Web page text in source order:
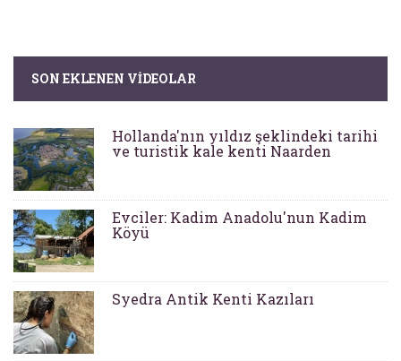
SON EKLENEN VIDEOLAR
Hollanda'nın yıldız şeklindeki tarihi
ve turistik kale kenti Naarden
Evciler: Kadim Anadolu'nun Kadim
Köyü
Syedra Antik Kenti Kazıları